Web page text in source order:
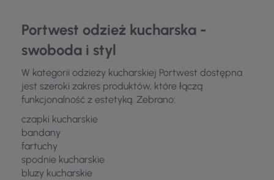
Portwest odzież kucharska -
swoboda i styl
W kategorii odzieży kucharskiej Portwest dostępna
jest szeroki zakres produktów, które łączą
funkcjonalność z estetyką. Zebrano:
czapki kucharskie
bandany
fartuchy
spodnie kucharskie
bluzy kucharskie